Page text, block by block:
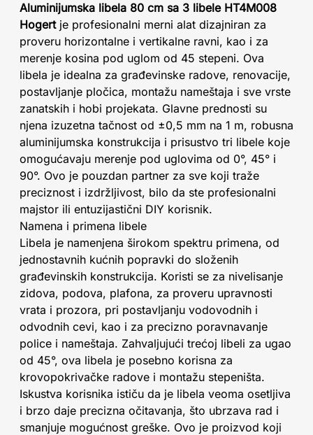
Aluminijumska libela 80 cm sa 3 libele HT4M008
Hogertje profesionalni merni alat dizajniran za
proveru horizontalne i vertikalne ravni, kao i za
merenje kosina pod uglom od 45 stepeni. Ova
libela je idealna za građevinske radove, renovacije,
postavljanje pločica, montažu nameštaja i sve vrste
zanatskih i hobi projekata. Glavne prednosti su
njena izuzetna tačnost od ±0,5 mm na 1 m, robusna
aluminijumska konstrukcija i prisustvo tri libele koje
omogućavaju merenje pod uglovima od 0°, 45° i
90°. Ovo je pouzdan partner za sve koji traže
preciznost i izdržljivost, bilo da ste profesionalni
majstor ili entuzijastični DIY korisnik.
Namena i primena libele
Libela je namenjena širokom spektru primena, od
jednostavnih kućnih popravki do složenih
građevinskih konstrukcija. Koristi se za nivelisanje
zidova, podova, plafona, za proveru upravnosti
vrata i prozora, pri postavljanju vodovodnih i
odvodnih cevi, kao i za precizno poravnavanje
police i nameštaja. Zahvaljujući trećoj libeli za ugao
od 45°, ova libela je posebno korisna za
krovopokrivačke radove i montažu stepeništa.
Iskustva korisnika ističu da je libela veoma osetljiva
i brzo daje precizna očitavanja, što ubrzava rad i
smanjuje mogućnost greške. Ovo je proizvod koji